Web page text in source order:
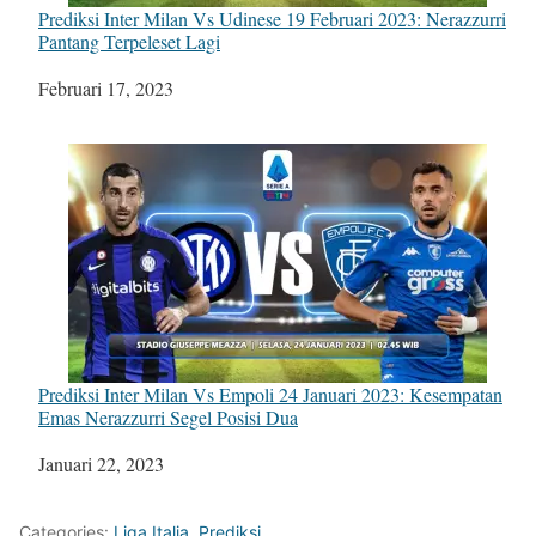
Prediksi Inter Milan Vs Udinese 19 Februari 2023: Nerazzurri
Pantang Terpeleset Lagi
Tanggal
Februari 17, 2023
Prediksi Inter Milan Vs Empoli 24 Januari 2023: Kesempatan
Emas Nerazzurri Segel Posisi Dua
Tanggal
Januari 22, 2023
Categories: Liga Italia Prediksi